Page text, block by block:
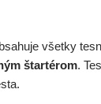
všetky
štartérom.